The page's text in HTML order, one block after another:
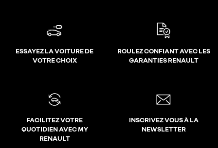
ESSAYEZ LA VOITURE DE
VOTRE CHOIX
ROULEZ CONFIANT AVEC LES
GARANTIES RENAULT
FACILITEZ VOTRE
QUOTIDIEN AVEC MY
RENAULT
INSCRIVEZ VOUS À LA
NEWSLETTER